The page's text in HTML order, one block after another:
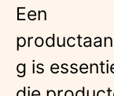
Een
g is